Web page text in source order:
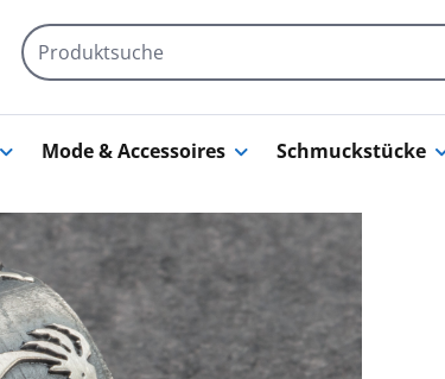
Mode & Accessoires Schmuckstücke